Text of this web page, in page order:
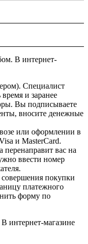
В интернет-
Специалист
и заранее
Вы подписываете
вносите денежные
или оформлении в
и MasterCard.
перенаправит вас на
ввести номер
покупки
платежного
форму по
интернет-магазине